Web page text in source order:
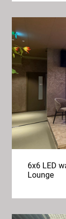
6x6 LED
Lounge